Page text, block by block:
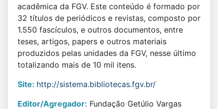
acadêmica da FGV. Este conteúdo é formado por
32 títulos de periódicos e revistas, composto por
1.550 fascículos, e outros documentos, entre
teses, artigos, papers e outros materiais
produzidos pelas unidades da FGV, nesse último
totalizando mais de 10 mil itens.
Site: http://sistema.bibliotecas.fgv.br/
Editor/Agregador: Fundação Getúlio Vargas